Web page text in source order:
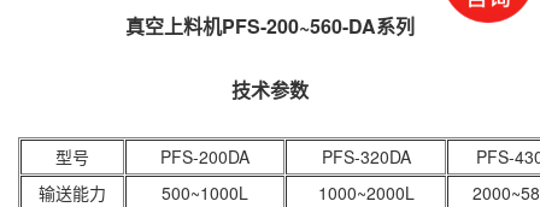
真空上料机PFS-200~560-DA系列
技术参数
型号 PFS-200DA PFS-320DA
PFS-
输送能力
500~1000L 1000~2000L